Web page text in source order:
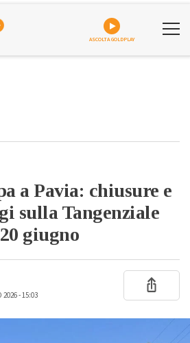
ASCOLTA GOLDPLAY
a Pavia: chiusure e
sulla Tangenziale
giugno
- 15:03